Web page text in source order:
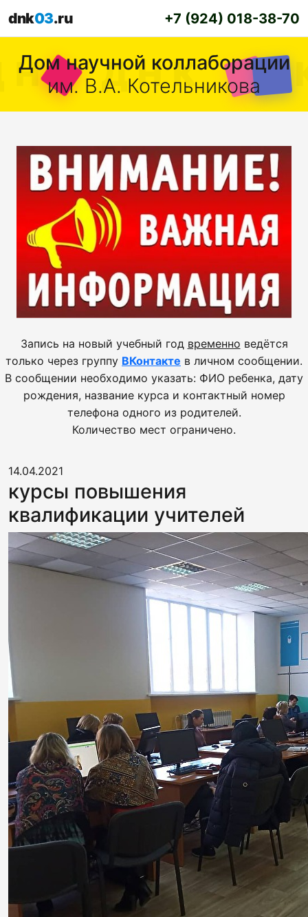
dnk03.ru +7 (924) 018-38-70
Дом научной коллаборации
им. В.А. Котельникова
Запись на новый учебный год временно ведётся
только через группу ВКонтакте в личном сообщении.
В сообщении необходимо указать: ФИО ребенка, дату
рождения, название курса и контактный номер
телефона одного из родителей.
Количество мест ограничено.
14.04.2021
курсы повышения
квалификации учителей